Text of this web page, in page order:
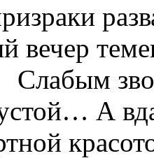
вечер
Слабым
А